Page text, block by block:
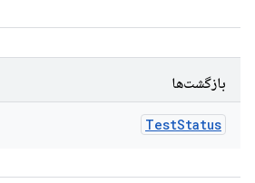
بازگشت‌ها
TestStatus